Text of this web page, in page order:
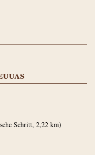
Schritt, 2,22 km)